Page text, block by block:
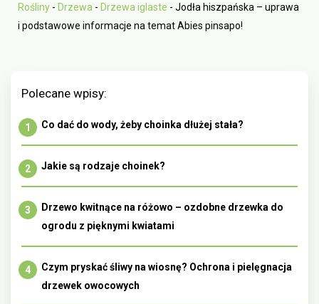
Rośliny - Drzewa - Drzewa iglaste - Jodła hiszpańska – uprawa
i podstawowe informacje na temat Abies pinsapo!
Polecane wpisy:
Co dać do wody, żeby choinka dłużej stała?
Jakie są rodzaje choinek?
Drzewo kwitnące na różowo – ozdobne drzewka do
ogrodu z pięknymi kwiatami
Czym pryskać śliwy na wiosnę? Ochrona i pielęgnacja
drzewek owocowych